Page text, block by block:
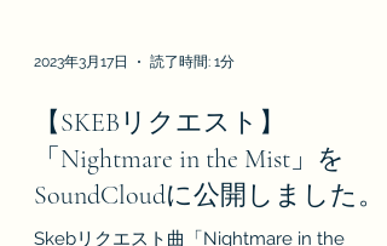
2023年3月17日
【SKEBリクエスト】
「Nightmare in the Mist」を
SoundCloudに公開しました。